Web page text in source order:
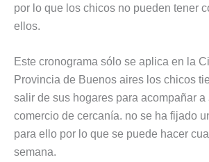
por lo que los chicos no pueden tener
ellos.
Este cronograma sólo se aplica en la
Provincia de Buenos aires los chicos
salir de sus hogares para acompañar a
comercio de cercanía. no se ha fijado
para ello por lo que se puede hacer
semana.